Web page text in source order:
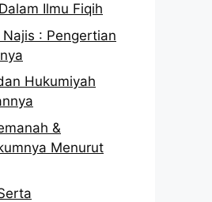
Ilmu Fiqih
: Pengertian
Hukumiyah
&
Menurut